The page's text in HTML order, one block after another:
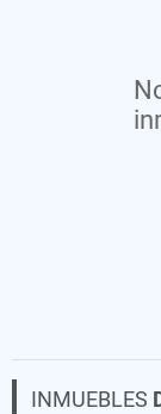
INMUEBLES